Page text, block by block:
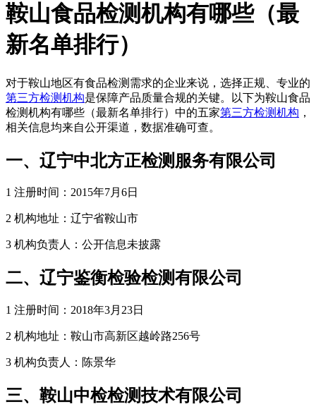
鞍山食品检测机构有哪些（最
新名单排行）
对于鞍山地区有食品检测需求的企业来说，选择正规、专业的
第三方检测机构是保障产品质量合规的关键。以下为鞍山食品
检测机构有哪些（最新名单排行）中的五家第三方检测机构 ，
相关信息均来自公开渠道，数据准确可查。
一、辽宁中北方正检测服务有限公司
1 注册时间：2015年7月6日
2 机构地址：辽宁省鞍山市
3 机构负责人：公开信息未披露
二、辽宁鉴衡检验检测有限公司
1 注册时间：2018年3月23日
2 机构地址：鞍山市高新区越岭路256号
3 机构负责人：陈景华
三、鞍山中检检测技术有限公司